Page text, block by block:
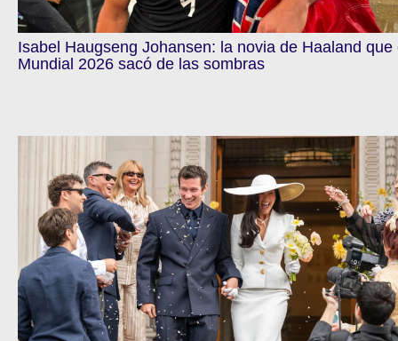
Isabel Haugseng Johansen: la novia de Haaland que
Mundial 2026 sacó de las sombras